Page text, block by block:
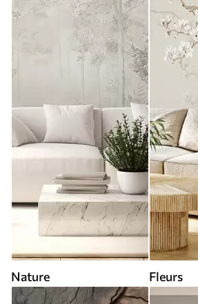
Nature Fleurs